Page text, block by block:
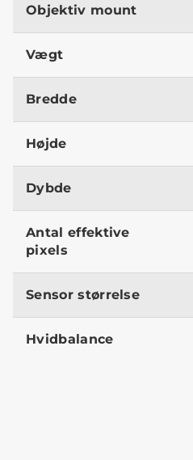
Objektiv mount
Vægt
Bredde
Højde
Dybde
Antal effektive
pixels
Sensor størrelse
Hvidbalance